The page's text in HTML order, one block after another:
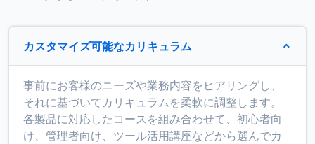
カスタマイズ可能なカリキュラム
事前にお客様のニーズや業務内容をヒアリングし、
それに基づいてカリキュラムを柔軟に調整します。
各製品に対応したコースを組み合わせて、初心者向
け、管理者向け、ツール活用講座などから選んでカ